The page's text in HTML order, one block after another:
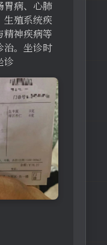
胃病、心肺
生殖系统疾
精神疾病等
治。坐诊时
诊